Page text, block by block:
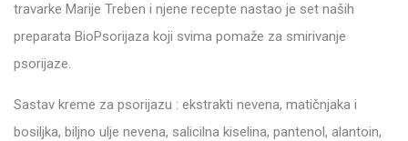
travarke Marije Treben i njene recepte nastao je set naših
preparata BioPsorijaza koji svima pomaže za smirivanje
psorijaze.
Sastav kreme za psorijazu : ekstrakti nevena, matičnjaka i
bosiljka, biljno ulje nevena, salicilna kiselina, pantenol, alantoin,